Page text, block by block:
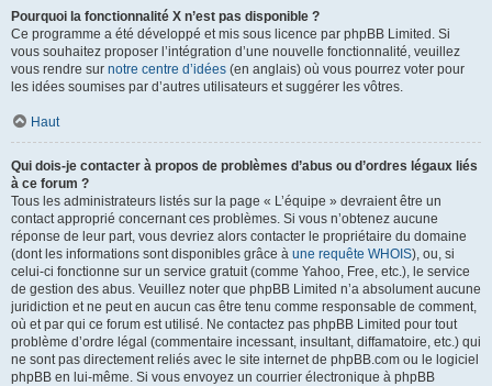
Pourquoi la fonctionnalité X n’est pas disponible ?
Ce programme a été développé et mis sous licence par phpBB Limited. Si
vous souhaitez proposer l’intégration d’une nouvelle fonctionnalité, veuillez
vous rendre sur notre centre d’idées (en anglais) où vous pourrez voter pour
les idées soumises par d’autres utilisateurs et suggérer les vôtres.
Haut
Qui dois-je contacter à propos de problèmes d’abus ou d’ordres légaux liés
à ce forum ?
Tous les administrateurs listés sur la page « L’équipe » devraient être un
contact approprié concernant ces problèmes. Si vous n’obtenez aucune
réponse de leur part, vous devriez alors contacter le propriétaire du domaine
(dont les informations sont disponibles grâce à une requête WHOIS), ou, si
celui-ci fonctionne sur un service gratuit (comme Yahoo, Free, etc.), le service
de gestion des abus. Veuillez noter que phpBB Limited n’a absolument aucune
juridiction et ne peut en aucun cas être tenu comme responsable de comment,
où et par qui ce forum est utilisé. Ne contactez pas phpBB Limited pour tout
problème d’ordre légal (commentaire incessant, insultant, diffamatoire, etc.) qui
ne sont pas directement reliés avec le site internet de phpBB.com ou le logiciel
phpBB en lui-même. Si vous envoyez un courrier électronique à phpBB